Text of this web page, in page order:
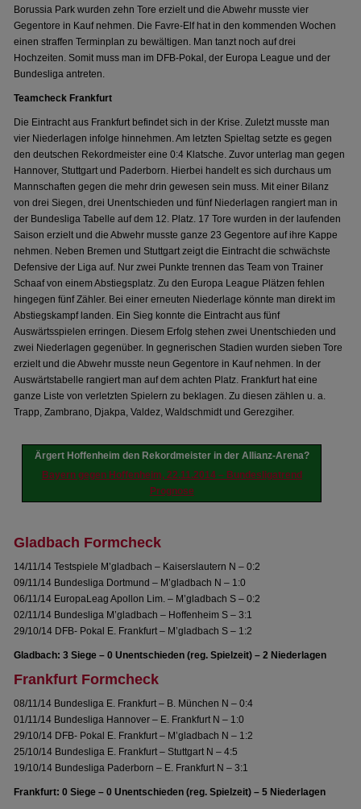
Borussia Park wurden zehn Tore erzielt und die Abwehr musste vier
Gegentore in Kauf nehmen. Die Favre-Elf hat in den kommenden Wochen
einen straffen Terminplan zu bewältigen. Man tanzt noch auf drei
Hochzeiten. Somit muss man im DFB-Pokal, der Europa League und der
Bundesliga antreten.
Teamcheck Frankfurt
Die Eintracht aus Frankfurt befindet sich in der Krise. Zuletzt musste man
vier Niederlagen infolge hinnehmen. Am letzten Spieltag setzte es gegen
den deutschen Rekordmeister eine 0:4 Klatsche. Zuvor unterlag man gegen
Hannover, Stuttgart und Paderborn. Hierbei handelt es sich durchaus um
Mannschaften gegen die mehr drin gewesen sein muss. Mit einer Bilanz
von drei Siegen, drei Unentschieden und fünf Niederlagen rangiert man in
der Bundesliga Tabelle auf dem 12. Platz. 17 Tore wurden in der laufenden
Saison erzielt und die Abwehr musste ganze 23 Gegentore auf ihre Kappe
nehmen. Neben Bremen und Stuttgart zeigt die Eintracht die schwächste
Defensive der Liga auf. Nur zwei Punkte trennen das Team von Trainer
Schaaf von einem Abstiegsplatz. Zu den Europa League Plätzen fehlen
hingegen fünf Zähler. Bei einer erneuten Niederlage könnte man direkt im
Abstiegskampf landen. Ein Sieg konnte die Eintracht aus fünf
Auswärtsspielen erringen. Diesem Erfolg stehen zwei Unentschieden und
zwei Niederlagen gegenüber. In gegnerischen Stadien wurden sieben Tore
erzielt und die Abwehr musste neun Gegentore in Kauf nehmen. In der
Auswärtstabelle rangiert man auf dem achten Platz. Frankfurt hat eine
ganze Liste von verletzten Spielern zu beklagen. Zu diesen zählen u. a.
Trapp, Zambrano, Djakpa, Valdez, Waldschmidt und Gerezgiher.
Ärgert Hoffenheim den Rekordmeister in der Allianz-Arena?
Bayern gegen Hoffenheim, 22.11.2014 – Bundesligatrend
Prognose
Gladbach Formcheck
14/11/14 Testspiele M’gladbach – Kaiserslautern N – 0:2
09/11/14 Bundesliga Dortmund – M’gladbach N – 1:0
06/11/14 EuropaLeag Apollon Lim. – M’gladbach S – 0:2
02/11/14 Bundesliga M’gladbach – Hoffenheim S – 3:1
29/10/14 DFB- Pokal E. Frankfurt – M’gladbach S – 1:2
Gladbach: 3 Siege – 0 Unentschieden (reg. Spielzeit) – 2 Niederlagen
Frankfurt Formcheck
08/11/14 Bundesliga E. Frankfurt – B. München N – 0:4
01/11/14 Bundesliga Hannover – E. Frankfurt N – 1:0
29/10/14 DFB- Pokal E. Frankfurt – M’gladbach N – 1:2
25/10/14 Bundesliga E. Frankfurt – Stuttgart N – 4:5
19/10/14 Bundesliga Paderborn – E. Frankfurt N – 3:1
Frankfurt: 0 Siege – 0 Unentschieden (reg. Spielzeit) – 5 Niederlagen